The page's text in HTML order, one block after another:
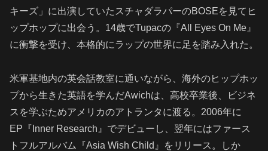
キーズ」に出演していたスチャダラパーのBOSEを見てヒ
ップホップに出会う。14歳でTupacの『All Eyes On Me』
に衝撃を受け、本格的にラップの世界に足を踏み入れた。
米軍基地内の英会話教室に通いながら、海外のヒップホッ
プから生きた英語を学んだAwichは、高校卒業後、ビジネ
スを学ぶためアメリカのアトランタに渡る。2006年に
EP『Inner Research』でデビューし、翌年にはファース
トフルアルバム『Asia Wish Child』をリリース。しか